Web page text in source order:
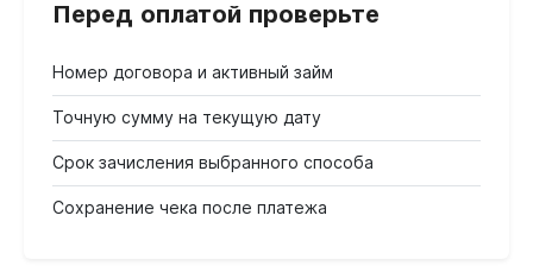
Перед оплатой проверьте
Номер договора и активный займ
Точную сумму на текущую дату
Срок зачисления выбранного способа
Сохранение чека после платежа